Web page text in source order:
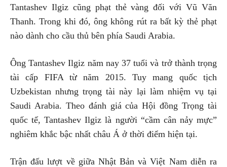
Tantashev Ilgiz cũng phạt thẻ vàng đối với Vũ Văn
Thanh. Trong khi đó, ông không rút ra bất kỳ thẻ phạt
nào dành cho cầu thủ bên phía Saudi Arabia.
Ông Tantashev Ilgiz năm nay 37 tuổi và trở thành trọng
tài cấp FIFA từ năm 2015. Tuy mang quốc tịch
Uzbekistan nhưng trọng tài này lại làm nhiệm vụ tại
Saudi Arabia. Theo đánh giá của Hội đồng Trọng tài
quốc tế, Tantashev Ilgiz là người “cầm cân nảy mực”
nghiêm khắc bậc nhất châu Á ở thời điểm hiện tại.
Trận đấu lượt về giữa Nhật Bản và Việt Nam diễn ra